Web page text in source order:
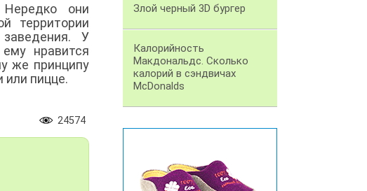
они
территории
У
нравится
же принципу
пицце.
24574
Злой черный 3D бургер
Калорийность
Макдональдс. Сколько
калорий в сэндвичах
McDonalds